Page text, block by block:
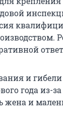
и
года из-
и